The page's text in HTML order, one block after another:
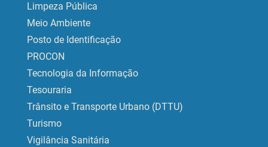
Limpeza Pública
Meio Ambiente
Posto de Identificação
PROCON
Tecnologia da Informação
Tesouraria
Trânsito e Transporte Urbano (DTTU)
Turismo
Vigilância Sanitária